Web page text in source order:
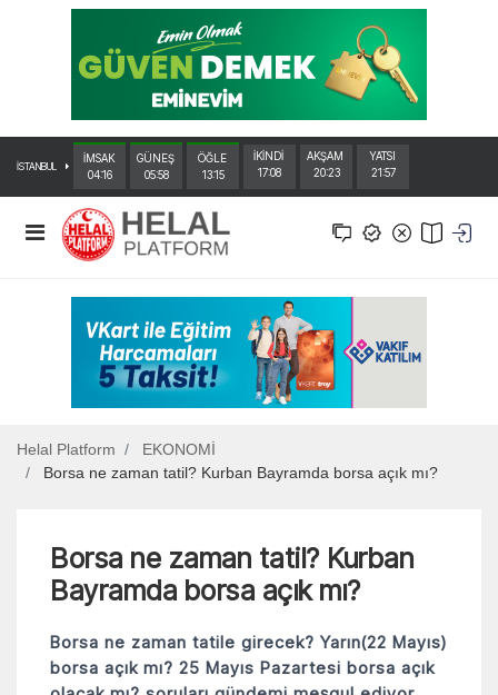
İSTANBUL
İMSAK
04:16
GÜNEŞ
05:58
ÖĞLE
13:15
İKİNDİ
17:08
AKŞAM
20:23
YATSI
21:57
Helal Platform
EKONOMİ
Borsa ne zaman tatil? Kurban Bayramda borsa açık mı?
Borsa ne zaman tatil? Kurban
Bayramda borsa açık mı?
Borsa ne zaman tatile girecek? Yarın(22 Mayıs)
borsa açık mı? 25 Mayıs Pazartesi borsa açık